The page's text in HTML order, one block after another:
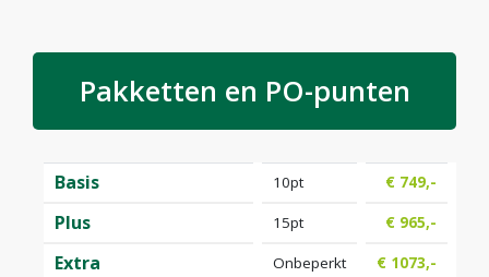
Pakketten en PO-punten
Basis 10pt € 749,-
Plus 15pt € 965,-
Extra Onbeperkt € 1073,-